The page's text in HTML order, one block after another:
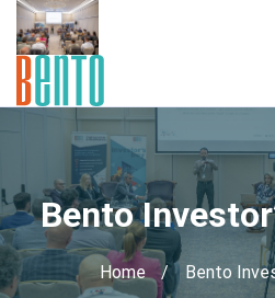
Bento
Home Bento